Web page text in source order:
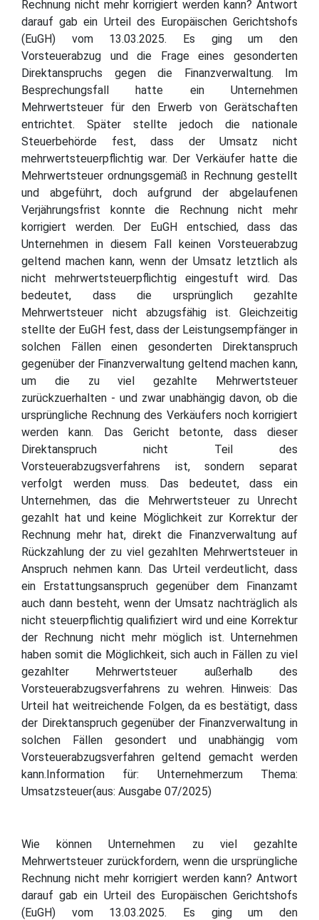
Rechnung nicht mehr korrigiert werden kann? Antwort
darauf gab ein Urteil des Europäischen Gerichtshofs
(EuGH) vom 13.03.2025. Es ging um den
Vorsteuerabzug und die Frage eines gesonderten
Direktanspruchs gegen die Finanzverwaltung. Im
Besprechungsfall hatte ein Unternehmen
Mehrwertsteuer für den Erwerb von Gerätschaften
entrichtet. Später stellte jedoch die nationale
Steuerbehörde fest, dass der Umsatz nicht
mehrwertsteuerpflichtig war. Der Verkäufer hatte die
Mehrwertsteuer ordnungsgemäß in Rechnung gestellt
und abgeführt, doch aufgrund der abgelaufenen
Verjährungsfrist konnte die Rechnung nicht mehr
korrigiert werden. Der EuGH entschied, dass das
Unternehmen in diesem Fall keinen Vorsteuerabzug
geltend machen kann, wenn der Umsatz letztlich als
nicht mehrwertsteuerpflichtig eingestuft wird. Das
bedeutet, dass die ursprünglich gezahlte
Mehrwertsteuer nicht abzugsfähig ist. Gleichzeitig
stellte der EuGH fest, dass der Leistungsempfänger in
solchen Fällen einen gesonderten Direktanspruch
gegenüber der Finanzverwaltung geltend machen kann,
um die zu viel gezahlte Mehrwertsteuer
zurückzuerhalten - und zwar unabhängig davon, ob die
ursprüngliche Rechnung des Verkäufers noch korrigiert
werden kann. Das Gericht betonte, dass dieser
Direktanspruch nicht Teil des
Vorsteuerabzugsverfahrens ist, sondern separat
verfolgt werden muss. Das bedeutet, dass ein
Unternehmen, das die Mehrwertsteuer zu Unrecht
gezahlt hat und keine Möglichkeit zur Korrektur der
Rechnung mehr hat, direkt die Finanzverwaltung auf
Rückzahlung der zu viel gezahlten Mehrwertsteuer in
Anspruch nehmen kann. Das Urteil verdeutlicht, dass
ein Erstattungsanspruch gegenüber dem Finanzamt
auch dann besteht, wenn der Umsatz nachträglich als
nicht steuerpflichtig qualifiziert wird und eine Korrektur
der Rechnung nicht mehr möglich ist. Unternehmen
haben somit die Möglichkeit, sich auch in Fällen zu viel
gezahlter Mehrwertsteuer außerhalb des
Vorsteuerabzugsverfahrens zu wehren. Hinweis: Das
Urteil hat weitreichende Folgen, da es bestätigt, dass
der Direktanspruch gegenüber der Finanzverwaltung in
solchen Fällen gesondert und unabhängig vom
Vorsteuerabzugsverfahren geltend gemacht werden
kann.Information für: Unternehmerzum Thema:
Umsatzsteuer(aus: Ausgabe 07/2025)
Wie können Unternehmen zu viel gezahlte
Mehrwertsteuer zurückfordern, wenn die ursprüngliche
Rechnung nicht mehr korrigiert werden kann? Antwort
darauf gab ein Urteil des Europäischen Gerichtshofs
(EuGH) vom 13.03.2025. Es ging um den